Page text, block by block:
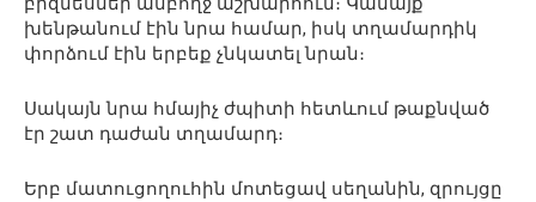
խենթանում էին նրա համար, իսկ տղամարդիկ
փորձում էին երբեք չնկատել նրան։
Սակայն նրա հմայիչ ժպիտի հետևում թաքնված
էր շատ դաժան տղամարդ։
Երբ մատուցողուհին մոտեցավ սեղանին, զրույցը